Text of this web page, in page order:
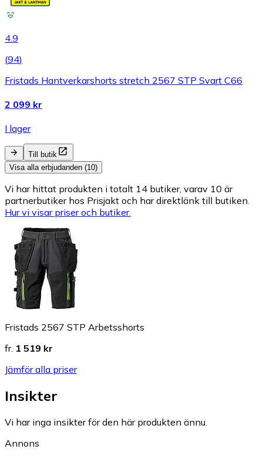
4.9
(94)
Fristads Hantverkarshorts stretch 2567 STP Svart C66
2 099 kr
I lager
Till butik
Visa alla erbjudanden (10)
Vi har hittat produkten i totalt 14 butiker, varav 10 är
partnerbutiker hos Prisjakt och har direktlänk till butiken.
Hur vi visar priser och butiker.
Fristads 2567 STP Arbetsshorts
fr. 1 519 kr
Jämför alla priser
Insikter
Vi har inga insikter för den här produkten ännu.
Annons